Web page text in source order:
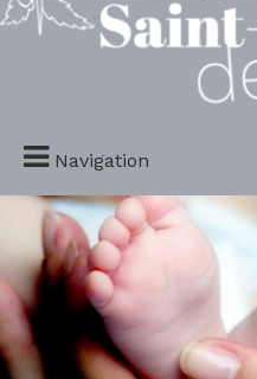
Navigation